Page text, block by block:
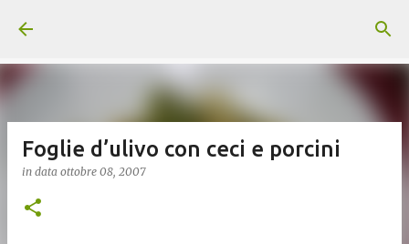
Foglie d’ulivo con ceci e porcini
in data ottobre 08, 2007